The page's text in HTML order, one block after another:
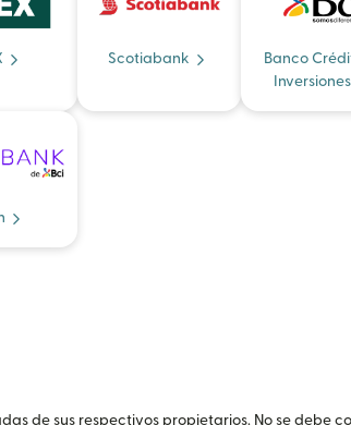
Scotiabank
Banco
Inversiones
de sus respectivos propietarios. No se debe